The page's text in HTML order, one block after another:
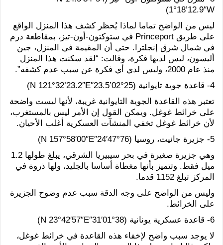
1°18’12.9″W)
ليس من الواضح تماما لماذا يُحظر كشف هذا المنزل الواقع
على طريق Princeport في ستوكتون-أون-تيز، بمقاطعة درم
في شمال شرق إنجلترا. حتى أن المقيمة في المنزل، جين
أليسون، ليس لديها فكرة، وقالت: “لقد سكنت هذا المنزل
منذ عام 2000، وليس لدي أي فكرة عن سبب عدم كشفه”.
4- قاعدة جوية تايوانية (25°02’23.5″N 121°32’23.2″E)
تعتبر هذه القاعدة الجوية التايوانية غريبة، لأنها ليست واضحة
على خرائط غوغل. ويمكن القول إن الأمر ليس بالمستغرب،
لأن خرائط غوغل تخفي المنشآت العسكرية أغلب الأحيان.
5- جزيرة جانيت، روسيا (76°47′24″N 157°58′00″E)
وهي جزيرة صغيرة في بحر سيبيريا الشرقي، يبلغ طولها 1.2
ميل فقط. وتتميز بأنها مغطاة أساسا بالجليد، ولها ذروة في
المركز تبلغ 1152 قدما.
وليس من الواضح على وجه الدقة سبب عدم وضوح الجزيرة
على الخرائط.
6- قاعدة عسكرية يونانية (38°01′31″N 23°42′57″E)
لا يوجد سبب واضح لإخفاء هذه القاعدة في خرائط غوغل،